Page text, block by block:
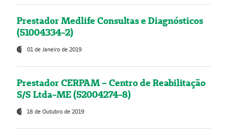
Prestador Medlife Consultas e Diagnósticos
(51004334-2)
01 de Janeiro de 2019
Prestador CERPAM – Centro de Reabilitação
S/S Ltda-ME (52004274-8)
18 de Outubro de 2019